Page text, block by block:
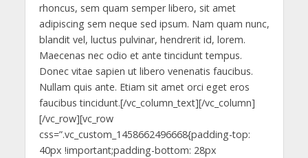
rhoncus, sem quam semper libero, sit amet
adipiscing sem neque sed ipsum. Nam quam nunc,
blandit vel, luctus pulvinar, hendrerit id, lorem.
Maecenas nec odio et ante tincidunt tempus.
Donec vitae sapien ut libero venenatis faucibus.
Nullam quis ante. Etiam sit amet orci eget eros
faucibus tincidunt.[/vc_column_text][/vc_column]
[/vc_row][vc_row
css=”.vc_custom_1458662496668{padding-top:
40px !important;padding-bottom: 28px